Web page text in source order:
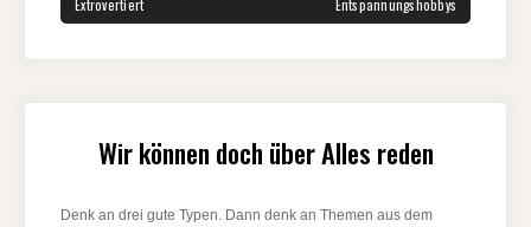
Extrovertiert Entspannungshobbys
Wir können doch über Alles reden
Denk an drei gute Typen. Dann denk an Themen aus dem